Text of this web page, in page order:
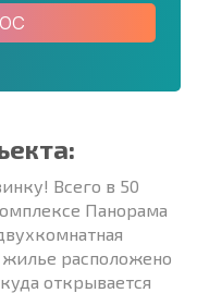
Всего в 50
Панорама
расположено
открывается